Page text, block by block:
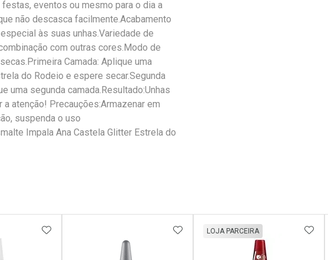
eventos ou mesmo para o dia a
não descasca facilmente.Acabamento
às suas unhas.Variedade de
com outras cores.Modo de
Camada: Aplique uma
do Rodeio e espere secar.Segunda
uma segunda camada.Resultado:Unhas
atenção! Precauções:Armazenar em
suspenda o uso
Impala Ana Castela Glitter Estrela do
ADICIONAR AOS FAVORITOSADICIONAR AOS FAVORITOS
LOJA PARCEIRA